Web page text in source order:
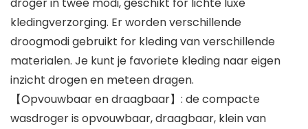
droger in twee modi, geschikt for lichte luxe
kledingverzorging. Er worden verschillende
droogmodi gebruikt for kleding van verschillende
materialen. Je kunt je favoriete kleding naar eigen
inzicht drogen en meteen dragen.
【Opvouwbaar en draagbaar】: de compacte
wasdroger is opvouwbaar, draagbaar, klein van